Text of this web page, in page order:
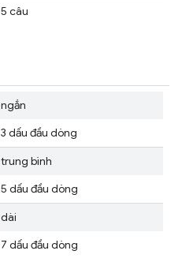
5 câu
ngắn
3 dấu đầu dòng
trung bình
5 dấu đầu dòng
dài
7 dấu đầu dòng